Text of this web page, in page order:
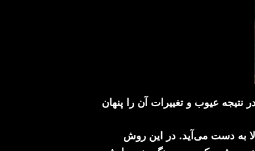
عیوب و تغییرات آن را پنهان
به دست می‌آید. در این روش